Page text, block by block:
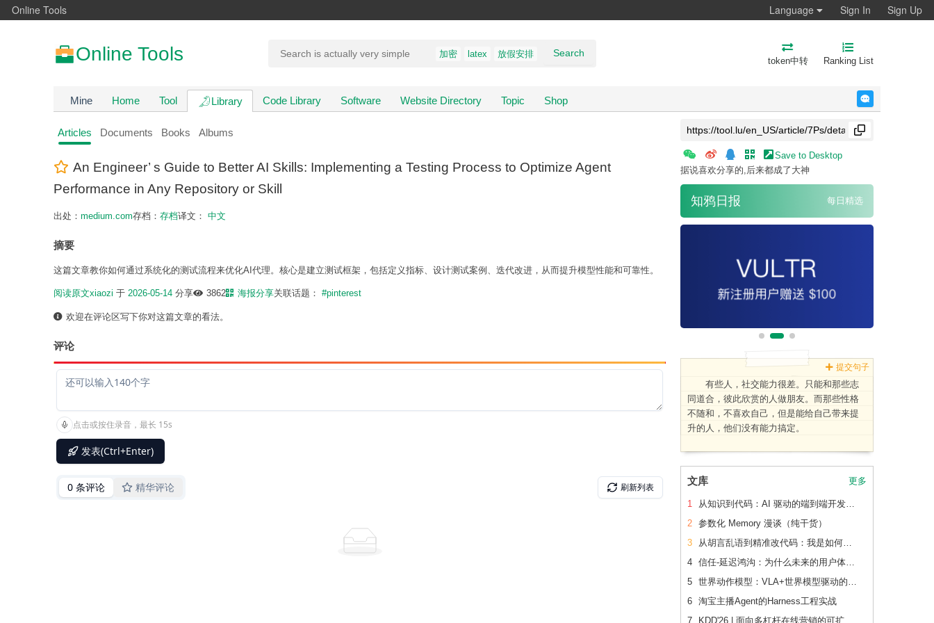
Online Tools Language Sign In Sign Up
Online Tools Search
加密 latex 放假安排
token中转 Ranking List
Mine Home Tool Library Code Library Software Website Directory Topic Shop
Articles Documents Books Albums
An Engineer’ s Guide to Better AI Skills: Implementing a Testing Process to Optimize Agent
Performance in Any Repository or Skill
出处： medium.com存档： 存档译文： 中文
摘要
这篇文章教你如何通过系统化的测试流程来优化AI代理。核心是建立测试框架，包括定义指标、设计测试案例、迭代改进，从而提升模型性能和可靠性。
阅读原文xiaozi 于 2026-05-14 分享 3862 海报分享关联话题： #pinterest
欢迎在评论区写下你对这篇文章的看法。
评论
Save to Desktop
据说喜欢分享的,后来都成了大神
知鸦日报 每日精选
提交句子
有些人，社交能力很差。只能和那些志
同道合，彼此欣赏的人做朋友。而那些性格
不随和，不喜欢自己，但是能给自己带来提
升的人，他们没有能力搞定。
文库 更多
1
从知识到代码：AI 驱动的端到端开发流水线（下篇）
2 参数化 Memory 漫谈（纯干货）
3
从胡言乱语到精准改代码：我是如何让 AI 读懂老项目的
4
信任-延迟鸿沟：为什么未来的用户体验会刻意变慢
5
世界动作模型：VLA+世界模型驱动的Physical AI 后训练范式跃迁
6 淘宝主播Agent的Harness工程实战
7